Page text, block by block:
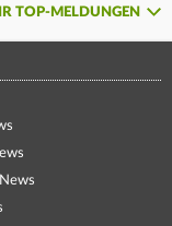
TOP-MELDUNGEN